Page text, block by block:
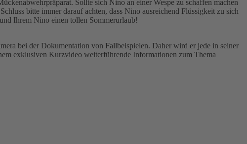
Sollte sich Nino an einer Wespe zu schaffen machen
bitte immer darauf achten, dass Nino ausreichend Flüssigkeit zu sich
Ihrem Nino einen tollen Sommerurlaub!
bei der Dokumentation von Fallbeispielen. Daher wird er jede in seiner
exklusiven Kurzvideo weiterführende Informationen zum Thema